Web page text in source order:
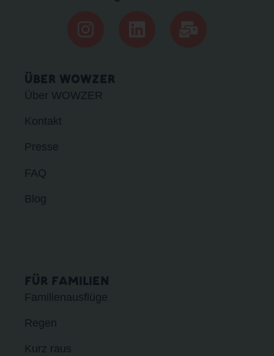
ÜBER WOWZER
Über WOWZER
Kontakt
Presse
FAQ
Blog
FÜR FAMILIEN
Familienausflüge
Regen
Kurz raus